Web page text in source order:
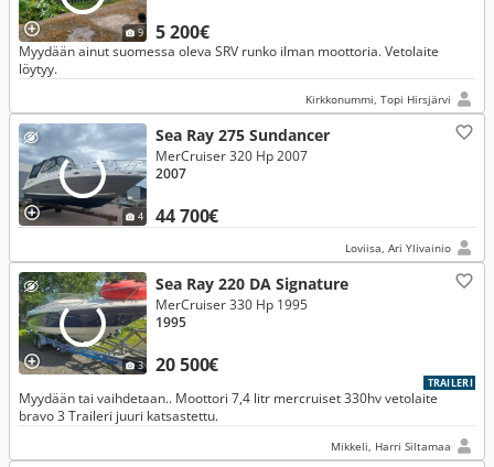
9 5 200€
Myydään ainut suomessa oleva SRV runko ilman moottoria. Vetolaite
löytyy.
Kirkkonummi, Topi Hirsjärvi
4
Sea Ray 275 Sundancer
44 700€
MerCruiser 320 Hp 2007
2007
Loviisa, Ari Ylivainio
3
Sea Ray 220 DA Signature
20 500€
MerCruiser 330 Hp 1995
1995
TRAILERI
Myydään tai vaihdetaan.. Moottori 7,4 litr mercruiset 330hv vetolaite
bravo 3 Traileri juuri katsastettu.
Mikkeli, Harri Siltamaa